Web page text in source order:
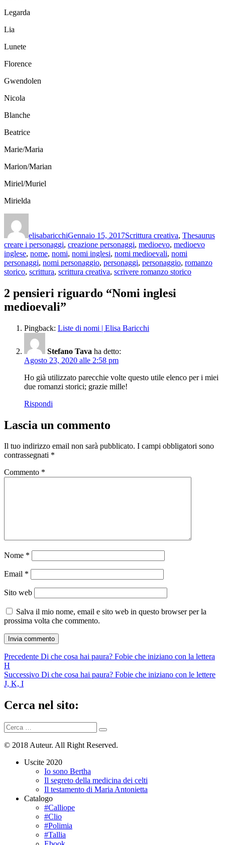
Legarda
Lia
Lunete
Florence
Gwendolen
Nicola
Blanche
Beatrice
Marie/Maria
Marion/Marian
Miriel/Muriel
Mirielda
elisabaricchiGennaio 15, 2017Scrittura creativa, Thesaurus
creare i personaggi, creazione personaggi, medioevo, medioevo
inglese, nome, nomi, nomi inglesi, nomi medioevali, nomi
personaggi, nomi personaggio, personaggi, personaggio, romanzo
storico, scrittura, scrittura creativa, scrivere romanzo storico
2 pensieri riguardo “Nomi inglesi
medioevali”
Pingback: Liste di nomi | Elisa Baricchi
Stefano Tava ha detto:
Agosto 23, 2020 alle 2:58 pm
Ho già utilizzato parecchie volte questo utile elenco per i miei
due romanzi storici; grazie mille!
Rispondi
Lascia un commento
Il tuo indirizzo email non sarà pubblicato. I campi obbligatori sono
contrassegnati *
Commento *
Nome *
Email *
Sito web
Salva il mio nome, email e sito web in questo browser per la
prossima volta che commento.
Navigazione
articoli
Precedente Articolo
Di che cosa hai paura? Fobie che iniziano con la lettera
H
Successivo Articolo
Di che cosa hai paura? Fobie che iniziano con le lettere
J, K, I
Cerca nel sito:
Cerca:
Cerca
© 2018 Auteur. All Right Reserved.
Uscite 2020
Io sono Bertha
Il segreto della medicina dei celti
Il testamento di Maria Antonietta
Catalogo
#Calliope
#Clio
#Polimia
#Tallia